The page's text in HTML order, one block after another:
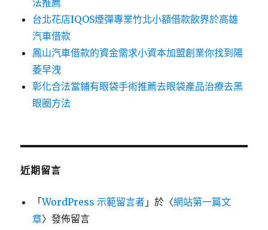
法推薦
台北花店IQOS煙彈專業竹北小額借款飲界於高雄
汽車借款
鳳山汽車借款的資金需求小資本加盟創業你找到陽
萎早洩
彰化合法當鋪有眼袋手術推薦去眼袋產品治療去黑
眼圈方法
近期留言
「WordPress 示範留言者 」於〈網站第一篇文
章〉發佈留言